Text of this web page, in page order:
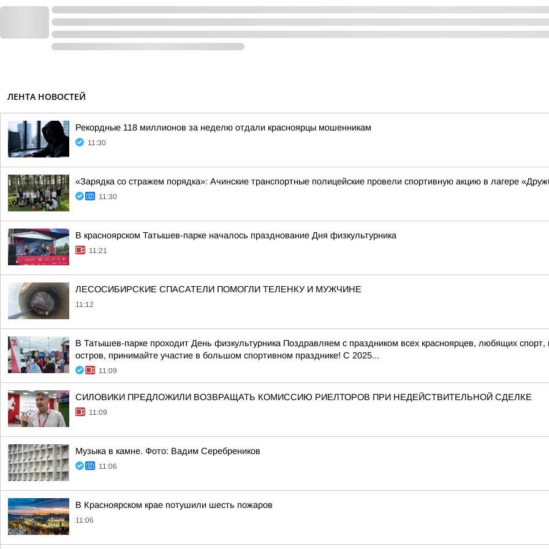
ЛЕНТА НОВОСТЕЙ
Рекордные 118 миллионов за неделю отдали красноярцы мошенникам
11:30
«Зарядка со стражем порядка»: Ачинские транспортные полицейские провели спортивную акцию в лагере
11:30
В красноярском Татышев-парке началось празднование Дня физкультурника
11:21
ЛЕСОСИБИРСКИЕ СПАСАТЕЛИ ПОМОГЛИ ТЕЛЕНКУ И МУЖЧИНЕ
11:12
В Татышев-парке проходит День физкультурника Поздравляем с праздником всех красноярцев, любящих
остров, принимайте участие в большом спортивном празднике! С 2025...
11:09
СИЛОВИКИ ПРЕДЛОЖИЛИ ВОЗВРАЩАТЬ КОМИССИЮ РИЕЛТОРОВ ПРИ НЕДЕЙСТВИТЕЛЬНОЙ СДЕЛКЕ
11:09
Музыка в камне. Фото: Вадим Серебреников
11:06
В Красноярском крае потушили шесть пожаров
11:06